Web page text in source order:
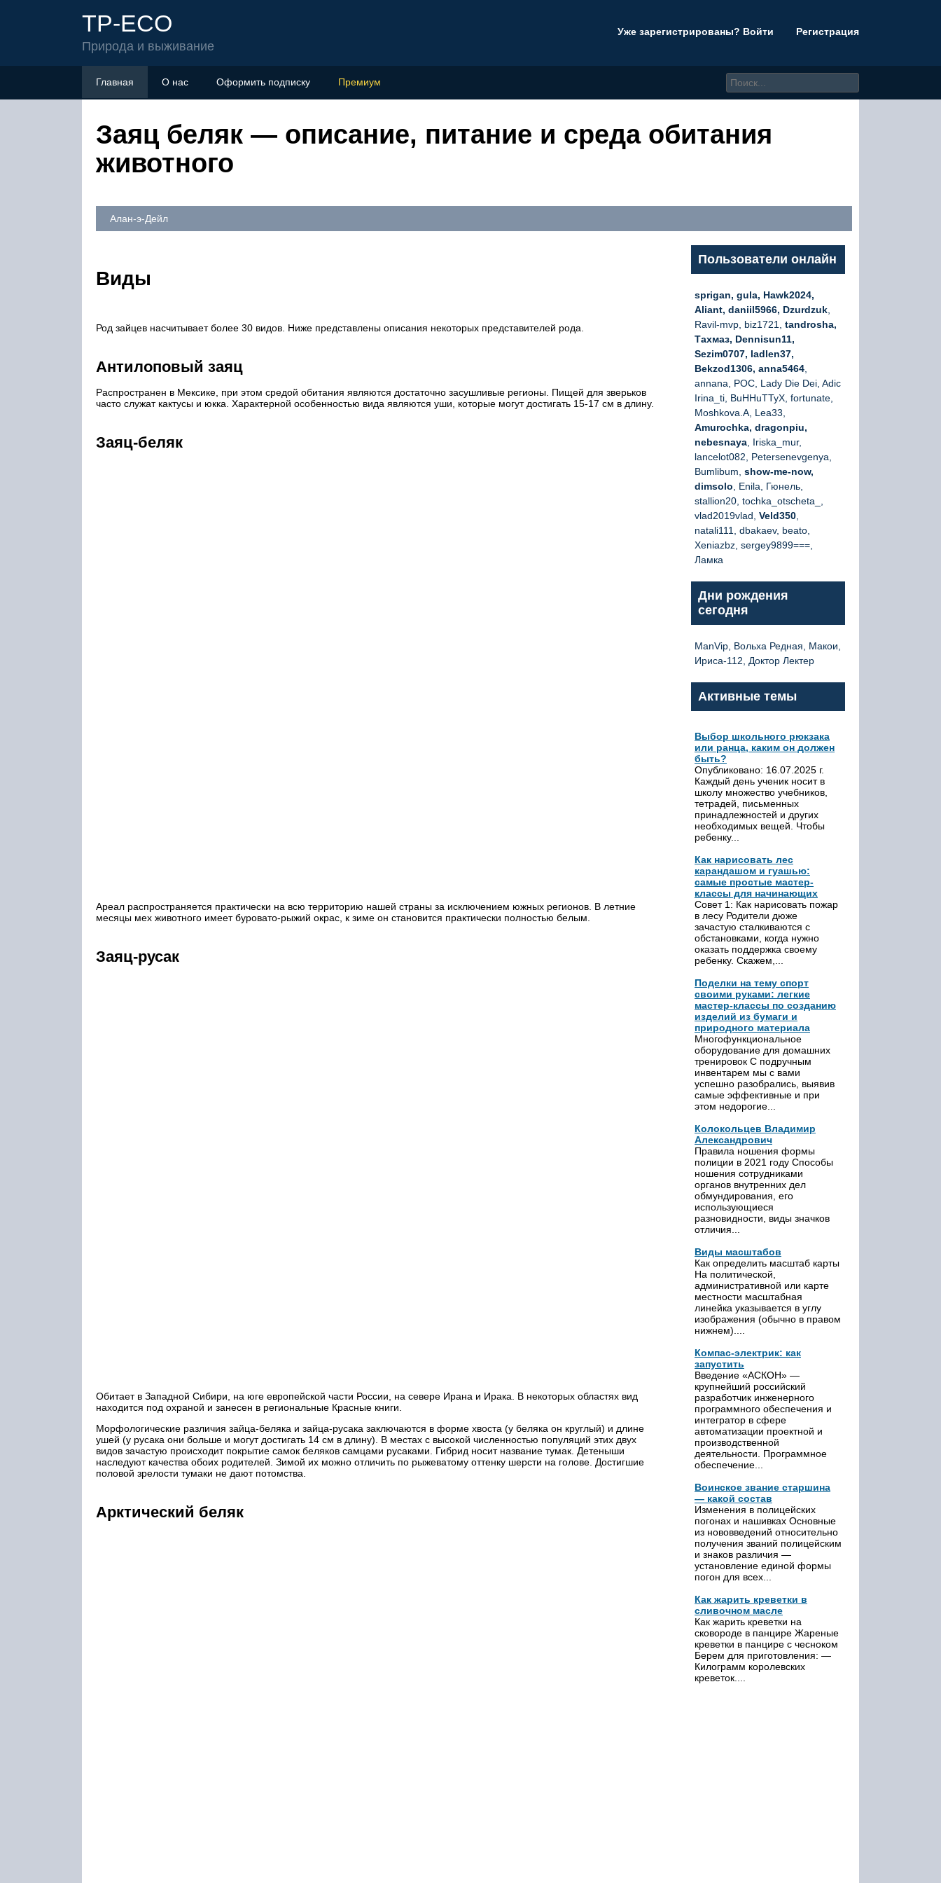
TP-ECO
Природа и выживание
Уже зарегистрированы? Войти Регистрация
Главная О нас Оформить подписку Премиум
Заяц беляк — описание, питание и среда обитания
животного
Алан-э-Дейл
Виды
Род зайцев насчитывает более 30 видов. Ниже представлены описания некоторых представителей рода.
Антилоповый заяц
Распространен в Мексике, при этом средой обитания являются достаточно засушливые регионы. Пищей для зверьков
часто служат кактусы и юкка. Характерной особенностью вида являются уши, которые могут достигать 15-17 см в длину.
Заяц-беляк
Ареал распространяется практически на всю территорию нашей страны за исключением южных регионов. В летние
месяцы мех животного имеет буровато-рыжий окрас, к зиме он становится практически полностью белым.
Заяц-русак
Обитает в Западной Сибири, на юге европейской части России, на севере Ирана и Ирака. В некоторых областях вид
находится под охраной и занесен в региональные Красные книги.
Морфологические различия зайца-беляка и зайца-русака заключаются в форме хвоста (у беляка он круглый) и длине
ушей (у русака они больше и могут достигать 14 см в длину). В местах с высокой численностью популяций этих двух
видов зачастую происходит покрытие самок беляков самцами русаками. Гибрид носит название тумак. Детеныши
наследуют качества обоих родителей. Зимой их можно отличить по рыжеватому оттенку шерсти на голове. Достигшие
половой зрелости тумаки не дают потомства.
Арктический беляк
Пользователи онлайн
sprigan, gula, Hawk2024,
Aliant, daniil5966, Dzurdzuk
Ravil-mvp, biz1721, tandrosha,
Тахмаз, Dennisun11,
Sezim0707, ladlen37,
Bekzod1306, anna5464
annana, РОС, Lady Die Dei, Adic
Irina_ti, BuHHuTTyX, fortunate,
Moshkova.A, Lea33,
Amurochka, dragonpiu,
nebesnaya , Iriska_mur,
lancelot082, Petersenevgenya,
Bumlibum, show-me-now,
dimsolo , Enila, Гюнель,
stallion20, tochka_otscheta_,
vlad2019vlad, Veld350
natali111, dbakaev, beato,
Xeniazbz, sergey9899===,
Ламка
Дни рождения
сегодня
ManVip, Вольха Редная, Макои,
Ириса-112, Доктор Лектер
Активные темы
Выбор школьного рюкзака
или ранца, каким он должен
быть?
Опубликовано: 16.07.2025 г.
Каждый день ученик носит в
школу множество учебников,
тетрадей, письменных
принадлежностей и других
необходимых вещей. Чтобы
ребенку...
Как нарисовать лес
карандашом и гуашью:
самые простые мастер-
классы для начинающих
Совет 1: Как нарисовать пожар
в лесу Родители дюже
зачастую сталкиваются с
обстановками, когда нужно
оказать поддержка своему
ребенку. Скажем,...
Поделки на тему спорт
своими руками: легкие
мастер-классы по созданию
изделий из бумаги и
природного материала
Многофункциональное
оборудование для домашних
тренировок С подручным
инвентарем мы с вами
успешно разобрались, выявив
самые эффективные и при
этом недорогие...
Колокольцев Владимир
Александрович
Правила ношения формы
полиции в 2021 году Способы
ношения сотрудниками
органов внутренних дел
обмундирования, его
использующиеся
разновидности, виды значков
отличия...
Виды масштабов
Как определить масштаб карты
На политической,
административной или карте
местности масштабная
линейка указывается в углу
изображения (обычно в правом
нижнем)....
Компас-электрик: как
запустить
Введение «АСКОН» —
крупнейший российский
разработчик инженерного
программного обеспечения и
интегратор в сфере
автоматизации проектной и
производственной
деятельности. Программное
обеспечение...
Воинское звание старшина
— какой состав
Изменения в полицейских
погонах и нашивках Основные
из нововведений относительно
получения званий полицейским
и знаков различия —
установление единой формы
погон для всех...
Как жарить креветки в
сливочном масле
Как жарить креветки на
сковороде в панцире Жареные
креветки в панцире с чесноком
Берем для приготовления: —
Килограмм королевских
креветок....